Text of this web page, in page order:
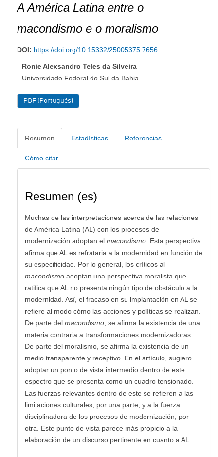
A América Latina entre o
macondismo e o moralismo
DOI: https://doi.org/10.15332/25005375.7656
Ronie Alexsandro Teles da Silveira
Universidade Federal do Sul da Bahia
PDF (Portugués)
Resumen Estadísticas Referencias
Cómo citar
Resumen (es)
Muchas de las interpretaciones acerca de las relaciones
de América Latina (AL) con los procesos de
modernización adoptan el macondismo . Esta perspectiva
afirma que AL es refrataria a la modernidad en función de
su especificidad. Por lo general, los críticos al
macondismo adoptan una perspectiva moralista que
ratifica que AL no presenta ningún tipo de obstáculo a la
modernidad. Así, el fracaso en su implantación en AL se
refiere al modo cómo las acciones y políticas se realizan.
De parte del macondismo , se afirma la existencia de una
materia contraria a transformaciones modernizadoras.
De parte del moralismo, se afirma la existencia de un
medio transparente y receptivo. En el artículo, sugiero
adoptar un ponto de vista intermedio dentro de este
espectro que se presenta como un cuadro tensionado.
Las fuerzas relevantes dentro de este se refieren a las
limitaciones culturales, por una parte, y a la fuerza
disciplinadora de los procesos de modernización, por
otra. Este punto de vista parece más propicio a la
elaboración de un discurso pertinente en cuanto a AL.